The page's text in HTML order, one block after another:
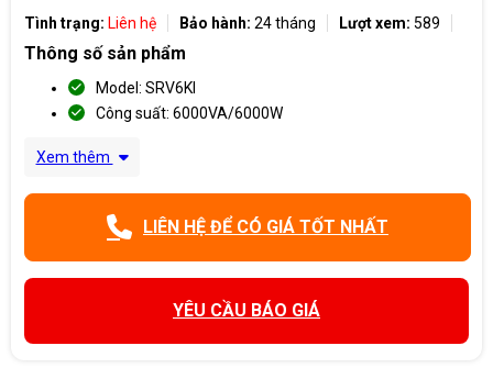
Tình trạng: Liên hệ Bảo hành: 24 tháng Lượt xem: 589
Thông số sản phẩm
Model: SRV6KI
Công suất: 6000VA/6000W
Xem thêm
LIÊN HỆ ĐỂ CÓ GIÁ TỐT NHẤT
YÊU CẦU BÁO GIÁ